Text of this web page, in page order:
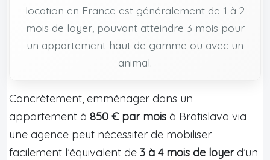
location en France est généralement de 1 à 2
mois de loyer, pouvant atteindre 3 mois pour
un appartement haut de gamme ou avec un
animal.
Concrètement, emménager dans un
appartement à 850 € par mois à Bratislava via
une agence peut nécessiter de mobiliser
facilement l’équivalent de 3 à 4 mois de loyerd’un